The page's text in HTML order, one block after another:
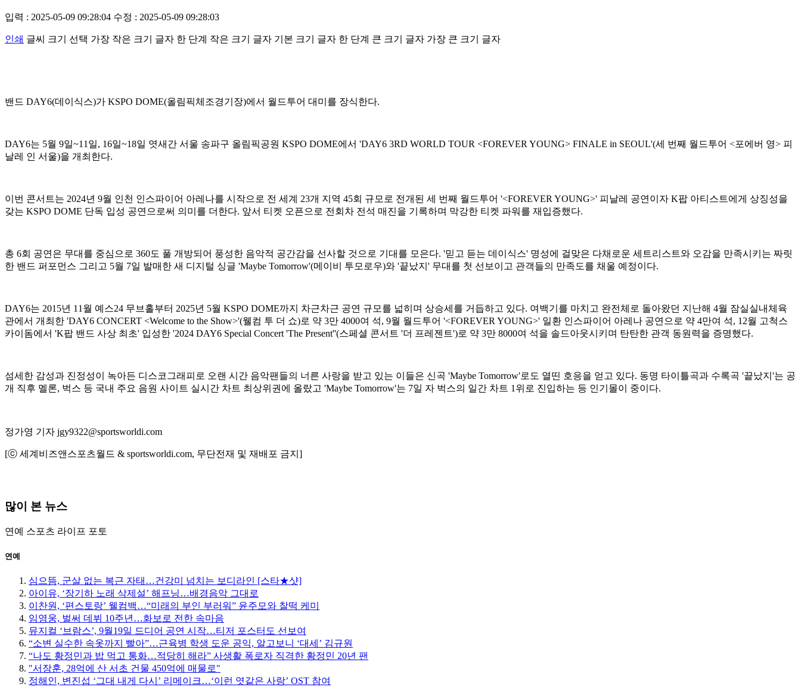
입력 : 2025-05-09 09:28:04 수정 : 2025-05-09 09:28:03
인쇄 글씨 크기 선택 가장 작은 크기 글자 한 단계 작은 크기 글자 기본 크기 글자 한 단계 큰 크기 글자 가장 큰 크기 글자
밴드 DAY6(데이식스)가 KSPO DOME(올림픽체조경기장)에서 월드투어 대미를 장식한다.
DAY6는 5월 9일~11일, 16일~18일 엿새간 서울 송파구 올림픽공원 KSPO DOME에서 'DAY6 3RD WORLD TOUR <FOREVER YOUNG> FINALE in SEOUL'(세 번째 월드투어 <포에버 영> 피
날레 인 서울)을 개최한다.
이번 콘서트는 2024년 9월 인천 인스파이어 아레나를 시작으로 전 세계 23개 지역 45회 규모로 전개된 세 번째 월드투어 '<FOREVER YOUNG>' 피날레 공연이자 K팝 아티스트에게 상징성을
갖는 KSPO DOME 단독 입성 공연으로써 의미를 더한다. 앞서 티켓 오픈으로 전회차 전석 매진을 기록하며 막강한 티켓 파워를 재입증했다.
총 6회 공연은 무대를 중심으로 360도 풀 개방되어 풍성한 음악적 공간감을 선사할 것으로 기대를 모은다. '믿고 듣는 데이식스' 명성에 걸맞은 다채로운 세트리스트와 오감을 만족시키는 짜릿
한 밴드 퍼포먼스 그리고 5월 7일 발매한 새 디지털 싱글 'Maybe Tomorrow'(메이비 투모로우)와 '끝났지' 무대를 첫 선보이고 관객들의 만족도를 채울 예정이다.
DAY6는 2015년 11월 예스24 무브홀부터 2025년 5월 KSPO DOME까지 차근차근 공연 규모를 넓히며 상승세를 거듭하고 있다. 여백기를 마치고 완전체로 돌아왔던 지난해 4월 잠실실내체육
관에서 개최한 'DAY6 CONCERT <Welcome to the Show>'(웰컴 투 더 쇼)로 약 3만 4000여 석, 9월 월드투어 '<FOREVER YOUNG>' 일환 인스파이어 아레나 공연으로 약 4만여 석, 12월 고척스
카이돔에서 'K팝 밴드 사상 최초' 입성한 '2024 DAY6 Special Concert 'The Present''(스페셜 콘서트 '더 프레젠트')로 약 3만 8000여 석을 솔드아웃시키며 탄탄한 관객 동원력을 증명했다.
섬세한 감성과 진정성이 녹아든 디스코그래피로 오랜 시간 음악팬들의 너른 사랑을 받고 있는 이들은 신곡 'Maybe Tomorrow'로도 열띤 호응을 얻고 있다. 동명 타이틀곡과 수록곡 '끝났지'는 공
개 직후 멜론, 벅스 등 국내 주요 음원 사이트 실시간 차트 최상위권에 올랐고 'Maybe Tomorrow'는 7일 자 벅스의 일간 차트 1위로 진입하는 등 인기몰이 중이다.
정가영 기자 jgy9322@sportsworldi.com
[ⓒ 세계비즈앤스포츠월드 & sportsworldi.com, 무단전재 및 재배포 금지]
많이 본 뉴스
연예 스포츠 라이프 포토
연예
심으뜸, 군살 없는 복근 자태…건강미 넘치는 보디라인 [스타★샷]
아이유, ‘장기하 노래 삭제설’ 해프닝…배경음악 그대로
이찬원, ‘편스토랑’ 웰컴백…“미래의 부인 부러워” 윤주모와 찰떡 케미
임영웅, 벌써 데뷔 10주년…화보로 전한 속마음
뮤지컬 ‘브람스’, 9월19일 드디어 공연 시작…티저 포스터도 선보여
“소변 실수한 속옷까지 빨아”…근육병 학생 도운 공익, 알고보니 ‘대세’ 김규원
“나도 황정민과 밥 먹고 통화…적당히 해라” 사생활 폭로자 직격한 황정민 20년 팬
"서장훈, 28억에 산 서초 건물 450억에 매물로"
정해인, 변진섭 ‘그대 내게 다시’ 리메이크…‘이런 엿같은 사랑’ OST 참여